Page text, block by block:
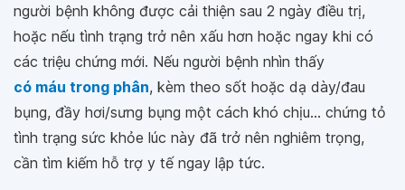
người bệnh không được cải thiện sau 2 ngày điều trị,
hoặc nếu tình trạng trở nên xấu hơn hoặc ngay khi có
các triệu chứng mới. Nếu người bệnh nhìn thấy
có máu trong phân, kèm theo sốt hoặc dạ dày/đau
bụng, đầy hơi/sưng bụng một cách khó chịu... chứng tỏ
tình trạng sức khỏe lúc này đã trở nên nghiêm trọng,
cần tìm kiếm hỗ trợ y tế ngay lập tức.